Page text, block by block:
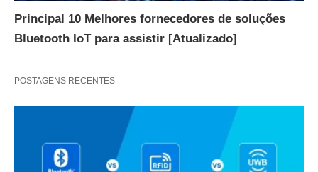
Principal 10 Melhores fornecedores de soluções
Bluetooth IoT para assistir [Atualizado]
POSTAGENS RECENTES